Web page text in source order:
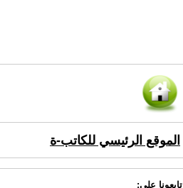
الموقع الرئيسي للكاتب-ة
تابعونا على: